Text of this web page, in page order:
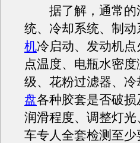
据了解，通常的
统、冷却系统、制
机冷启动、发动机
点温度、电瓶水密
级、花粉过滤器、
盘各种胶套是否破损
润滑程度、调整灯
车专人全套检测至